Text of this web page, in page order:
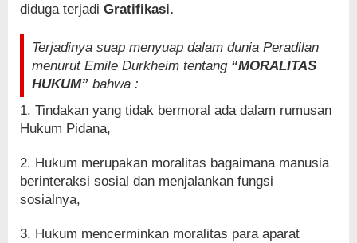
diduga terjadi Gratifikasi.
Terjadinya suap menyuap dalam dunia Peradilan
menurut Emile Durkheim tentang “MORALITAS
HUKUM” bahwa :
1. Tindakan yang tidak bermoral ada dalam rumusan
Hukum Pidana,
2. Hukum merupakan moralitas bagaimana manusia
berinteraksi sosial dan menjalankan fungsi
sosialnya,
3. Hukum mencerminkan moralitas para aparat